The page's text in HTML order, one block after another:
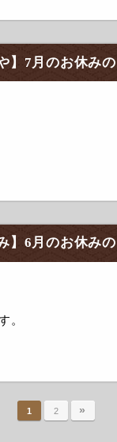
】7月のお休み
】6月のお休み
。
1 2 »